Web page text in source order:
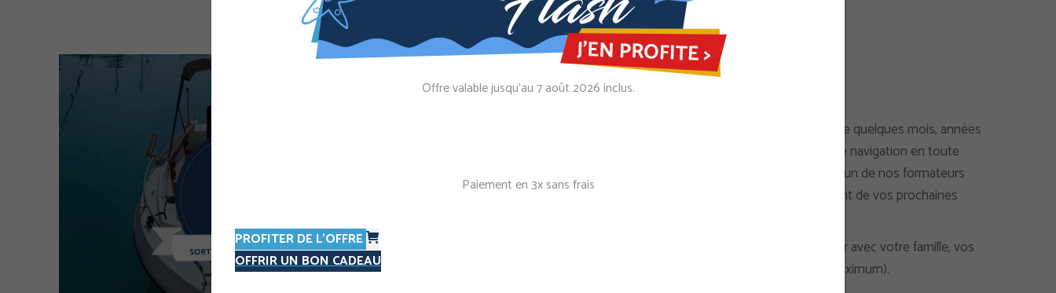
Vous avez passé votre permis ou votre dernière navigation date de quelques mois, années
et vous ne vous sentez pas ou plus à l’aise pour faire une sortie de navigation en toute
sécurité… nous vous proposons une sortie bateau encadrée avec un de nos formateurs
afin que vous puissiez reprendre confiance pour profiter pleinement de vos prochaines
Lors de cette sortie encadrée par un formateur, vous pourrez venir avec votre famille, vos
amis ou vos collègues de travail (vous plus 4 autres personnes maximum).
Offre valable jusqu’au 7 août 2026 inclus.
Paiement en 3x sans frais
PROFITER DE L'OFFRE
OFFRIR UN BON CADEAU